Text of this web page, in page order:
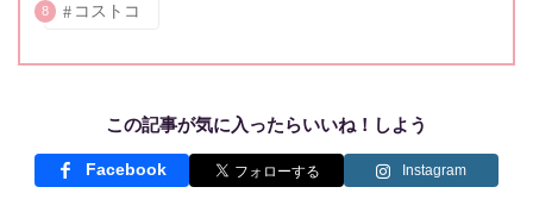
8 コストコ
この記事が気に入ったらいいね！しよう
Facebook Instagram